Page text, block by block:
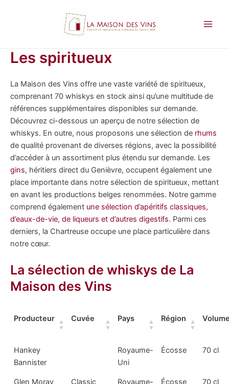
Les spiritueux
La Maison des Vins offre une vaste variété de spiritueux,
comprenant 70 whiskys en stock ainsi qu’une multitude de
références supplémentaires disponibles sur demande.
Découvrez ci-dessous un aperçu de notre sélection de
whiskys. En outre, nous proposons une sélection de rhums
de qualité provenant de diverses régions, avec la possibilité
d’accéder à un assortiment plus étendu sur demande. Les
gins, héritiers direct du Genièvre, occupent également une
place importante dans notre sélection de spiritueux, mettant
en avant les productions belges renommées. Notre gamme
comprend également une sélection d’apéritifs classiques,
d’eaux-de-vie, de liqueurs et d’autres digestifs. Parmi ces
derniers, la Chartreuse occupe une place particulière dans
notre cœur.
La sélection de whiskys de La
Maison des Vins
Producteur Cuvée Pays Région
Hankey
Bannister
Royaume-
Uni
Écosse 70 cl
Glen Moray Classic
Royaume-
Écosse 70 cl